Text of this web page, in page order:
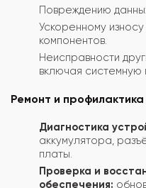
Повреждению
Ускоренному
компонентов.
Неисправности
включая системную
Ремонт и профилактика
Диагностика
аккумулятора,
платы.
Проверка и
обеспечения: